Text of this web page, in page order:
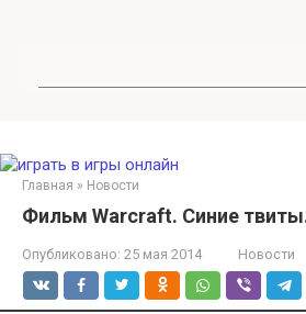
Главная » Новости
Фильм Warcraft. Синие
Опубликовано: 25 мая 2014 Новости